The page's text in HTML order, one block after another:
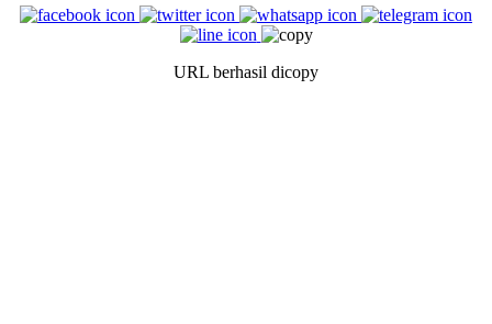
URL berhasil dicopy